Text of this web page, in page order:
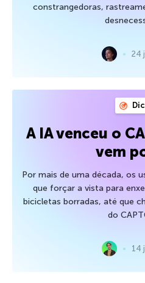
constrangedoras,
24
A IA venceu o
vem
Por mais de uma década, os
que forçar a vista para
bicicletas borradas, até que
do
14